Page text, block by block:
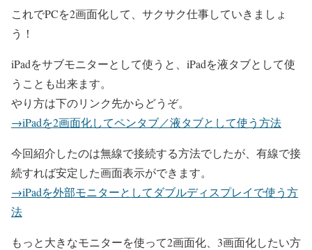
これでPCを2画面化して、サクサク仕事していきましょ
う！
iPadをサブモニターとして使うと、iPadを液タブとして使
うことも出来ます。
やり方は下のリンク先からどうぞ。
→iPadを2画面化してペンタブ／液タブとして使う方法
今回紹介したのは無線で接続する方法でしたが、有線で接
続すれば安定した画面表示ができます。
→iPadを外部モニターとしてダブルディスプレイで使う方
法
もっと大きなモニターを使って2画面化、3画面化したい方